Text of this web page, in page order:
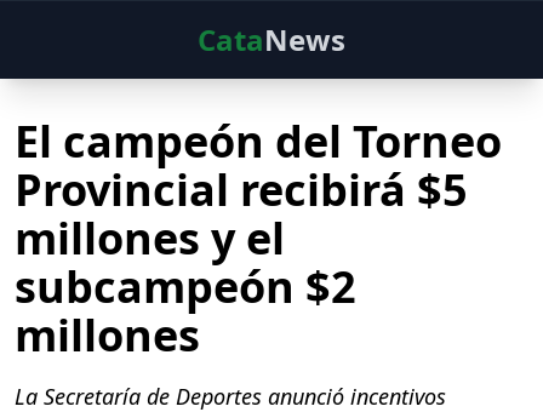
CataNews
El campeón del Torneo
Provincial recibirá $5
millones y el
subcampeón $2
millones
La Secretaría de Deportes anunció incentivos